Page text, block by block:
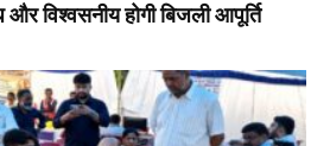
और विश्वसनीय होगी बिजली आपूर्ति